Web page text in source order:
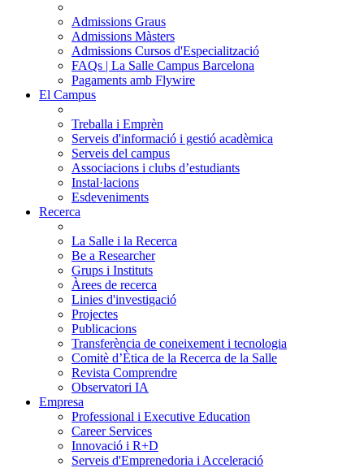
Admissions Graus
Admissions Màsters
Admissions Cursos d'Especialització
FAQs | La Salle Campus Barcelona
Pagaments amb Flywire
El Campus
Treballa i Emprèn
Serveis d'informació i gestió acadèmica
Serveis del campus
Associacions i clubs d’estudiants
Instal·lacions
Esdeveniments
Recerca
La Salle i la Recerca
Be a Researcher
Grups i Instituts
Àrees de recerca
Linies d'investigació
Projectes
Publicacions
Transferència de coneixement i tecnologia
Comitè d’Ètica de la Recerca de la Salle
Revista Comprendre
Observatori IA
Empresa
Professional i Executive Education
Career Services
Innovació i R+D
Serveis d'Emprenedoria i Acceleració